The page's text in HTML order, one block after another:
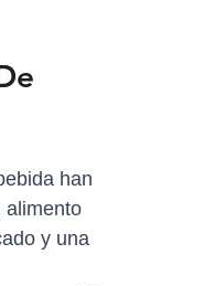
han
alimento
y una